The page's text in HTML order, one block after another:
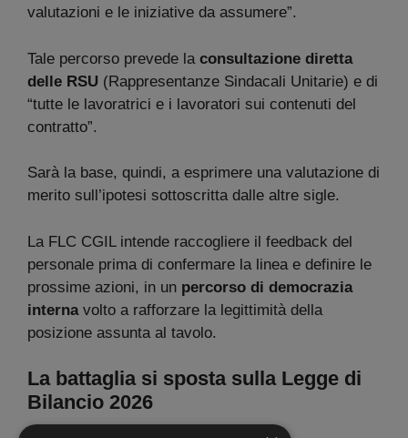
valutazioni e le iniziative da assumere”.
Tale percorso prevede la consultazione diretta
delle RSU (Rappresentanze Sindacali Unitarie) e di
“tutte le lavoratrici e i lavoratori sui contenuti del
contratto”.
Sarà la base, quindi, a esprimere una valutazione di
merito sull’ipotesi sottoscritta dalle altre sigle.
La FLC CGIL intende raccogliere il feedback del
personale prima di confermare la linea e definire le
prossime azioni, in un percorso di democrazia
internavolto a rafforzare la legittimità della
posizione assunta al tavolo.
La battaglia si sposta sulla Legge di
Bilancio 2026